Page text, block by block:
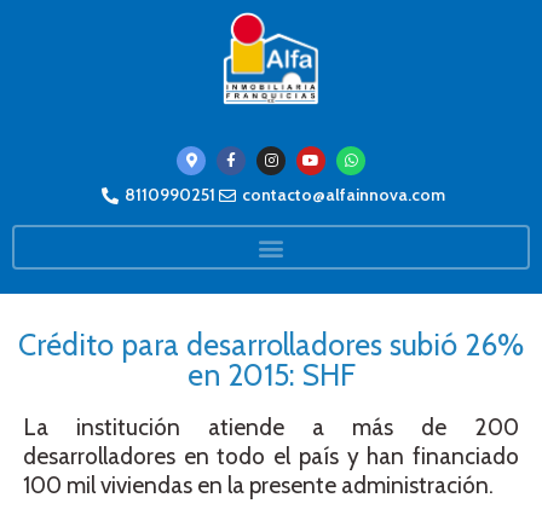
8110990251 contacto@alfainnova.com
Crédito para desarrolladores subió 26%
en 2015: SHF
La institución atiende a más de 200
desarrolladores en todo el país y han financiado
100 mil viviendas en la presente administración.